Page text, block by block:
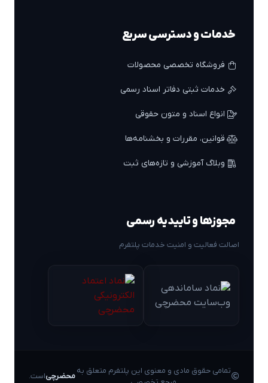
خدمات و دسترسی سریع
فروشگاه تخصصی محصولات
خدمات ثبتی دفاتر اسناد رسمی
انواع اسناد و متون حقوقی
قوانین، مقررات و بخشنامه‌ها
وبلاگ آموزشی و تازه‌های ثبت
مجوزها و تاییدیه رسمی
اصالت فعالیت و امنیت خدمات پلتفرم
تمامی حقوق مادی و معنوی این پلتفرم متعلق به
محضرچیاست.